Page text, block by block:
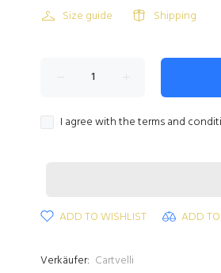
Size guide Shipping
I agree with the terms and
ADD TO WISHLIST ADD
Verkäufer: Cartvelli